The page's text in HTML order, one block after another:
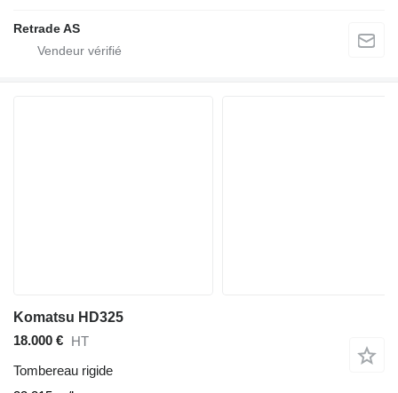
Retrade AS
Komatsu HD325
18.000 € HT
Tombereau rigide